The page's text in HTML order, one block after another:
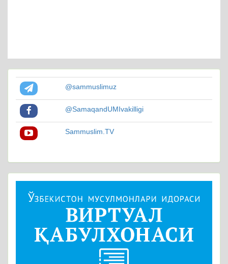
@sammuslimuz
@SamaqandUMIvakilligi
Sammuslim.TV